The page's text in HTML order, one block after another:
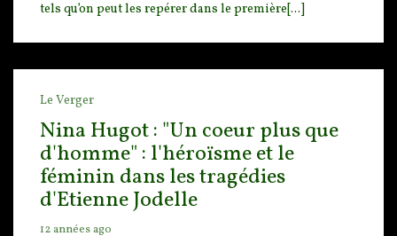
tels qu’on peut les repérer dans le première[...]
Le Verger
Nina Hugot : "Un coeur plus que
d'homme" : l'héroïsme et le
féminin dans les tragédies
d'Etienne Jodelle
12 années ago